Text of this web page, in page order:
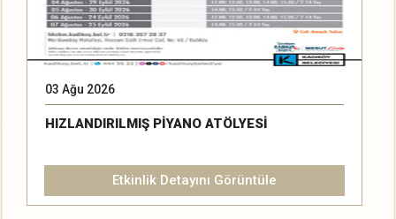
03 Ağu 2026
HIZLANDIRILMIŞ PİYANO ATÖLYESİ
Etkinlik Detayını Görüntüle